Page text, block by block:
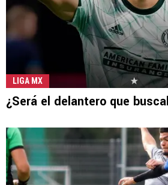
LIGA MX
¿Será el delantero que